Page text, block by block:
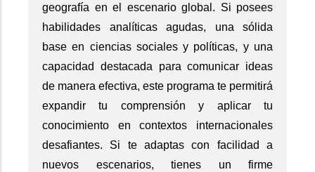
geografía en el escenario global. Si posees
habilidades analíticas agudas, una sólida
base en ciencias sociales y políticas, y una
capacidad destacada para comunicar ideas
de manera efectiva, este programa te permitirá
expandir tu comprensión y aplicar tu
conocimiento en contextos internacionales
desafiantes. Si te adaptas con facilidad a
nuevos escenarios, tienes un firme